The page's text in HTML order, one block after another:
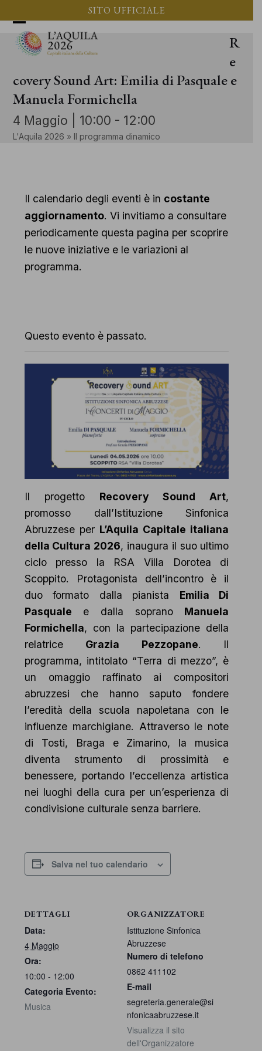
al
contenuto
SITO UFFICIALE
Apri
menu
mobile
Chiudi
menu
mobile
R
e
covery Sound Art: Emilia di Pasquale e
Manuela Formichella
4 Maggio | 10:00 - 12:00
L'Aquila 2026 » Il programma dinamico
Il calendario degli eventi è in costante
aggiornamento. Vi invitiamo a consultare
periodicamente questa pagina per scoprire
le nuove iniziative e le variazioni al
programma.
Questo evento è passato.
Il progetto Recovery Sound Art,
promosso dall’Istituzione Sinfonica
Abruzzese per L’Aquila Capitale italiana
della Cultura 2026, inaugura il suo ultimo
ciclo presso la RSA Villa Dorotea di
Scoppito. Protagonista dell’incontro è il
duo formato dalla pianista Emilia Di
Pasquale e dalla soprano Manuela
Formichella, con la partecipazione della
relatrice Grazia Pezzopane. Il
programma, intitolato “Terra di mezzo”, è
un omaggio raffinato ai compositori
abruzzesi che hanno saputo fondere
l’eredità della scuola napoletana con le
influenze marchigiane. Attraverso le note
di Tosti, Braga e Zimarino, la musica
diventa strumento di prossimità e
benessere, portando l’eccellenza artistica
nei luoghi della cura per un’esperienza di
condivisione culturale senza barriere.
Salva nel tuo calendario
DETTAGLI
Data:
4 Maggio
Ora:
10:00 - 12:00
Categoria Evento:
Musica
ORGANIZZATORE
Istituzione Sinfonica
Abruzzese
Numero di telefono
0862 411102
E-mail
segreteria.generale@si
nfonicaabruzzese.it
Visualizza il sito
dell'Organizzatore